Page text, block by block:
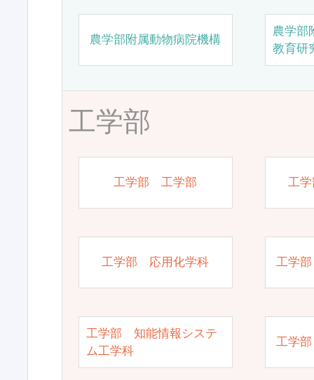
農学部附属動物病院機構
農学部
教育研
工学部
工学部 工学部 工
工学部 応用化学科 工学
工学部 知能情報システ
ム工学科
工学